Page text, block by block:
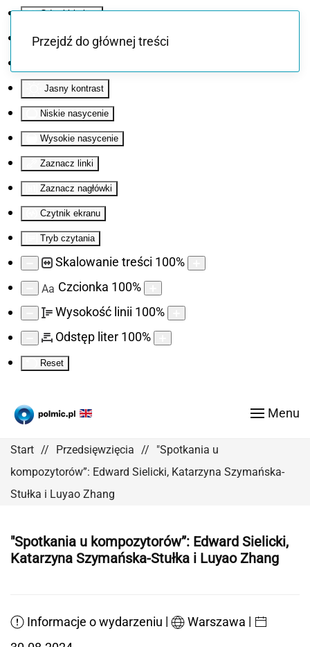
Odwróć kolory
Monochromatyczny
Jasny kontrast
Niskie nasycenie
Wysokie nasycenie
Zaznacz linki
Zaznacz nagłówki
Czytnik ekranu
Tryb czytania
Skalowanie treści 100%
Aa Czcionka 100%
Wysokość linii 100%
Odstęp liter 100%
Reset
Przejdź do głównej treści
Menu
Start Przedsięwzięcia
"Spotkania u
kompozytorów”: Edward Sielicki, Katarzyna Szymańska-
Stułka i Luyao Zhang
"Spotkania u kompozytorów”: Edward Sielicki,
Katarzyna Szymańska-Stułka i Luyao Zhang
Informacje o wydarzeniu | Warszawa |